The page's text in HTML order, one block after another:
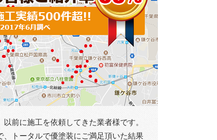
前に施工を依頼してきた業者様です。
トータルで優塗装にご満足頂いた結果